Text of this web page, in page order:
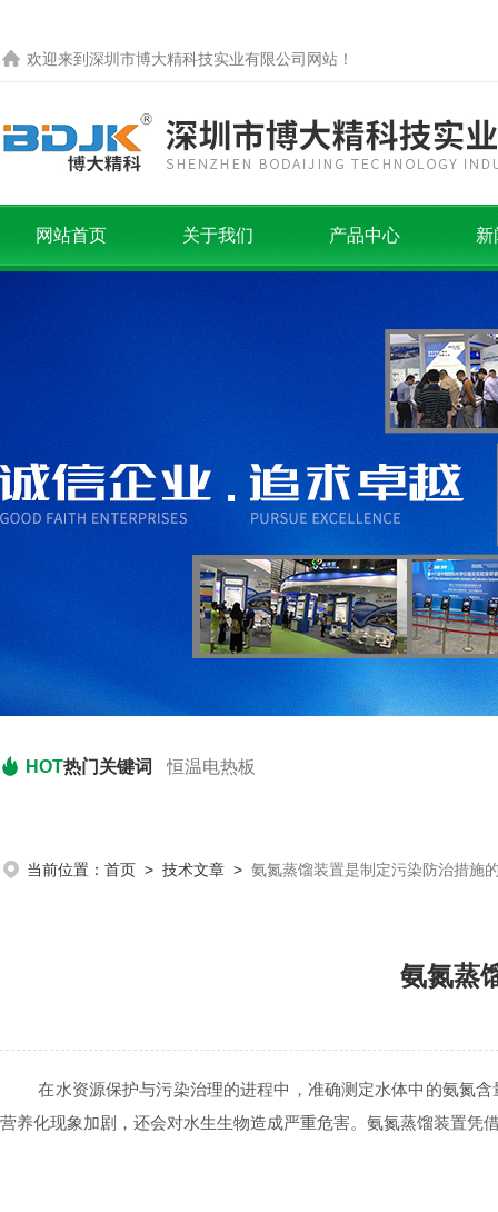
欢迎来到 深圳市博大精科技实业有限公司 网站！
网站首页 关于我们 产品中心 新
HOT热门关键词 恒温电热板
当前位置： 首页 > 技术文章 > 氨氮蒸馏装置是制定污染防治措施
氨氮蒸
在水资源保护与污染治理的进程中，准确测定水体中的氨氮含
营养化现象加剧，还会对水生生物造成严重危害。氨氮蒸馏装置